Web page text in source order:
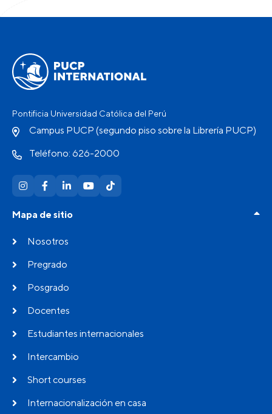
Pontificia Universidad Católica del Perú
Campus PUCP (segundo piso sobre la Librería PUCP)
Teléfono: 626-2000
Mapa de sitio
Nosotros
Pregrado
Posgrado
Docentes
Estudiantes internacionales
Intercambio
Short courses
Internacionalización en casa